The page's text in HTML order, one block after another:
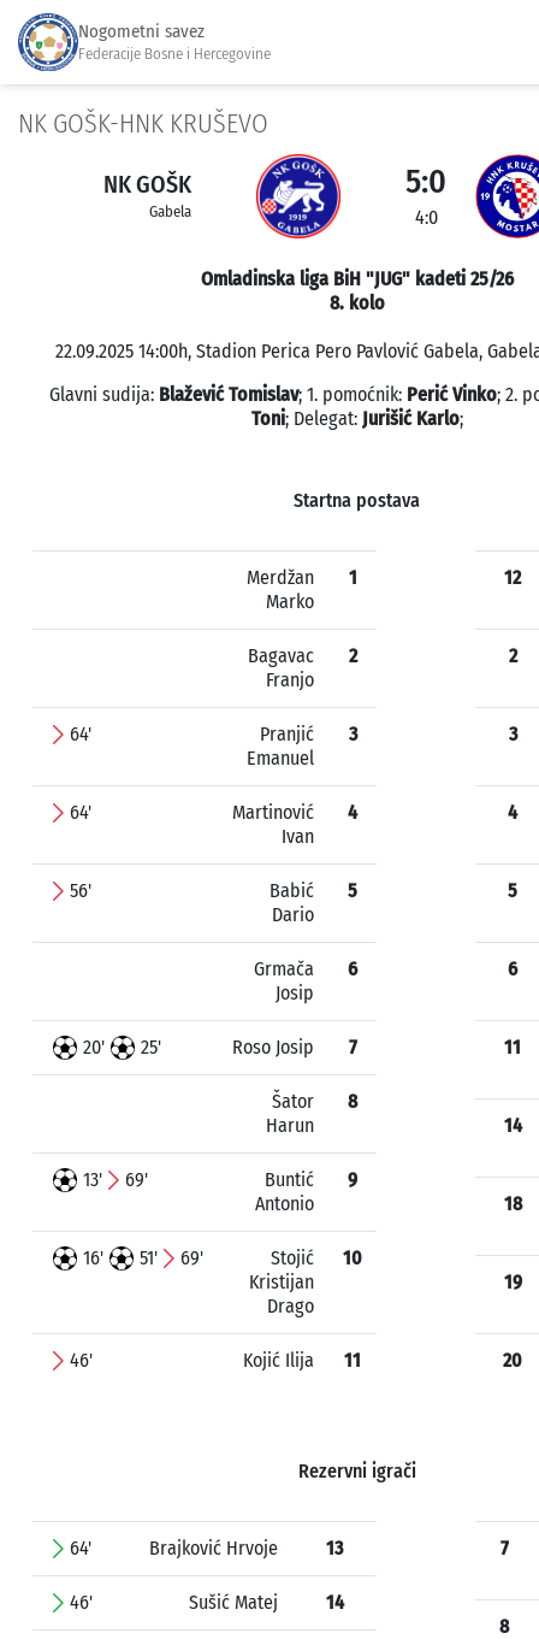
Nogometni savez
Federacije Bosne i Hercegovine
NK GOŠK-HNK KRUŠEVO
NK GOŠK
Gabela
5:0
4:0
Omladinska liga BiH "JUG" kadeti 25/26
8. kolo
22.09.2025 14:00h, Stadion Perica Pero Pavlović Gabela,
Glavni sudija: Blažević Tomislav; 1. pomoćnik: Perić Vinko; 2.
Toni; Delegat: Jurišić Karlo;
Startna postava
Merdžan
Marko
1
Bagavac
Franjo
2
64'
Pranjić
Emanuel
3
64'
Martinović
Ivan
4
56'
Babić
Dario
5
Grmača
Josip
6
20' 25' Roso Josip 7
Šator
Harun
8
13' 69'
Buntić
Antonio
9
16' 51' 69'
Stojić
Kristijan
Drago
10
46' Kojić Ilija 11
12
2
3
4
5
6
11
14
18
19
20
Rezervni igrači
64' Brajković Hrvoje 13
46' Sušić Matej 14
7
8